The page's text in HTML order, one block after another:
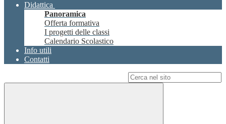
Didattica
Panoramica
Offerta formativa
I progetti delle classi
Calendario Scolastico
Info utili
Contatti